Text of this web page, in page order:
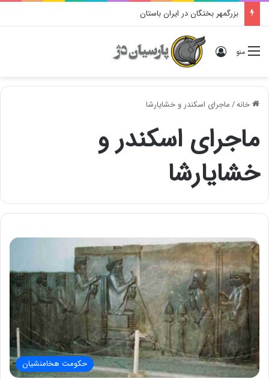
بزرگمهر بختگان در ایران باستان
منو ورود
خانه/ماجرای اسکندر و خشایارشا
ماجرای اسکندر و
خشایارشا
حکومت هخامنشیان